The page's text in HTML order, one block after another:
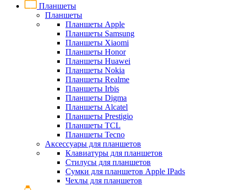
Планшеты
Планшеты
Планшеты Apple
Планшеты Samsung
Планшеты Xiaomi
Планшеты Honor
Планшеты Huawei
Планшеты Nokia
Планшеты Realme
Планшеты Irbis
Планшеты Digma
Планшеты Alcatel
Планшеты Prestigio
Планшеты TCL
Планшеты Tecno
Аксессуары для планшетов
Клавиатуры для планшетов
Стилусы для планшетов
Сумки для планшетов Apple IPads
Чехлы для планшетов